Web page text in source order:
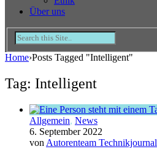
Über uns
Home›Posts Tagged "Intelligent"
Tag: Intelligent
Allgemein, News
6. September 2022
von Autorenteam Technikjournal